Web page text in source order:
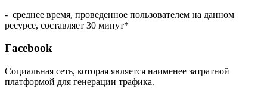
- среднее время, проведенное пользователем на данном
ресурсе, составляет 30 минут*
Facebook
Социальная сеть, которая является наименее затратной
платформой для генерации трафика.